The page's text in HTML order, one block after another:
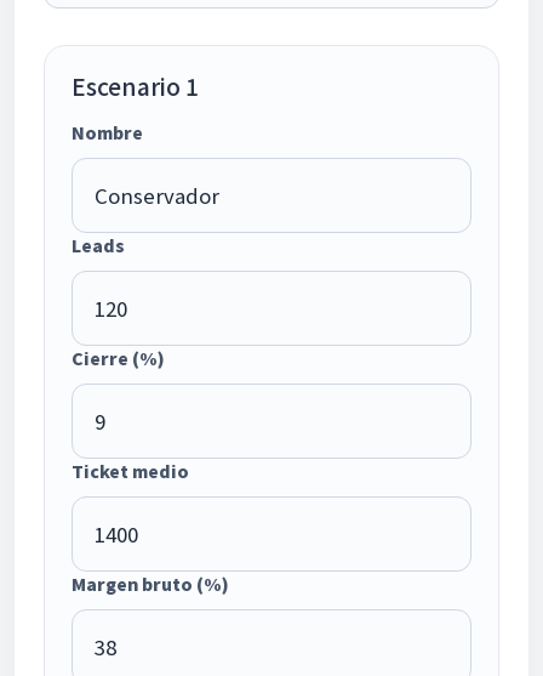
Escenario 1
Nombre
Leads
Cierre (%)
Ticket medio
Margen bruto (%)